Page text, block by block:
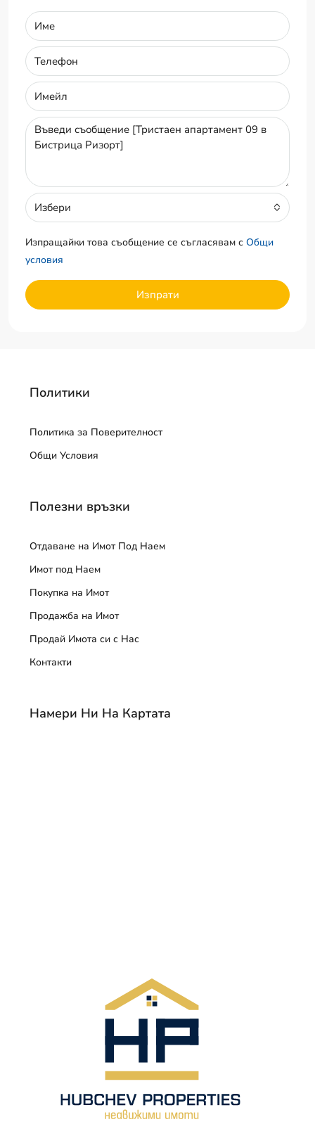
Избери
Изпращайки това съобщение се съгласявам с Общи
условия
Изпрати
Политики
Политика за Поверителност
Общи Условия
Полезни връзки
Отдаване на Имот Под Наем
Имот под Наем
Покупка на Имот
Продажба на Имот
Продай Имота си с Нас
Контакти
Намери Ни На Картата